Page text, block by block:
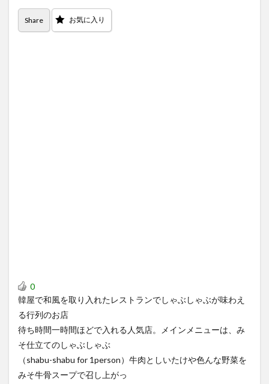
Share お気に入り
0
韓屋で和風を取り入れたレストランでしゃぶしゃぶが味わえ
る行列のお店
待ち時間一時間ほどで入れる人気店。メインメニューは、み
そ仕立てのしゃぶしゃぶ
（shabu-shabu for 1person）牛肉としいたけや色んな野菜を
みそ牛骨スープで召し上がっ